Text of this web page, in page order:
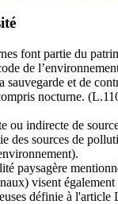
font partie du
de
sauvegarde et de
nocturne.
ou indirecte de
des sources de
paysagère
visent
définie à l'article